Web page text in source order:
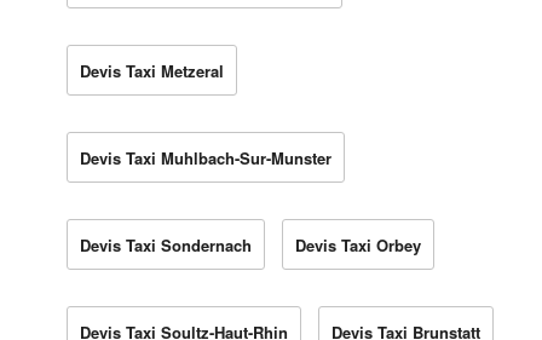
Devis Taxi Metzeral
Devis Taxi Muhlbach-Sur-Munster
Devis Taxi Sondernach Devis Taxi Orbey
Devis Taxi Soultz-Haut-Rhin Devis Taxi Brunstatt